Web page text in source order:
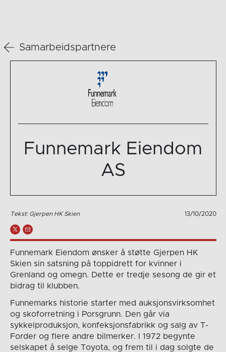
Samarbeidspartnere
Funnemark Eiendom
AS
Tekst: Gjerpen HK Skien 13/10/2020
Funnemark Eiendom ønsker å støtte Gjerpen HK
Skien sin satsning på toppidrett for kvinner i
Grenland og omegn. Dette er tredje sesong de gir et
bidrag til klubben.
Funnemarks historie starter med auksjonsvirksomhet
og skoforretning i Porsgrunn. Den går via
sykkelproduksjon, konfeksjonsfabrikk og salg av T-
Forder og flere andre bilmerker. I 1972 begynte
selskapet å selge Toyota, og frem til i dag solgte de